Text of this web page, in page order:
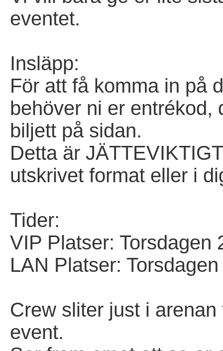
eventet.
Insläpp:
För att få komma in på
behöver ni er entrékod,
biljett på sidan.
Detta är
utskrivet format eller i
Tider:
VIP Platser: Torsdagen
LAN Platser:
Crew sliter just i
event.